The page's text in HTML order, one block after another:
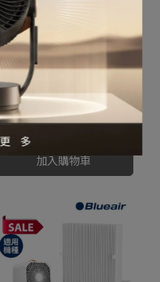
限量35折!【Blueair】
3350i前置濾網(5色可選)
NT$385
加入購物車